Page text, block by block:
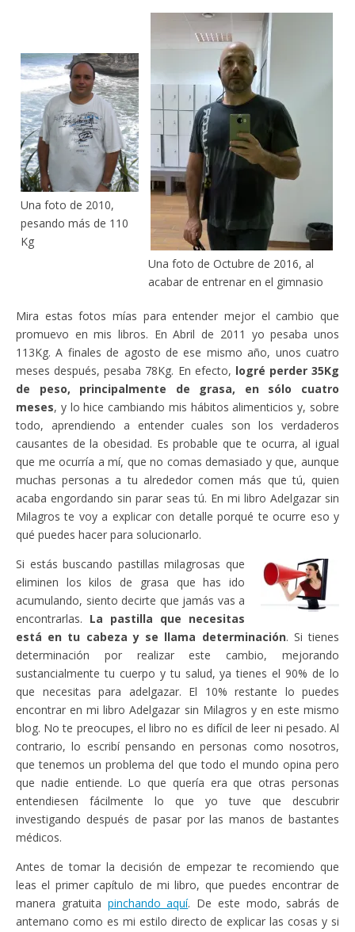
Una foto de 2010,
pesando más de 110
Kg
Una foto de Octubre de 2016, al
acabar de entrenar en el gimnasio
Mira estas fotos mías para entender mejor el cambio que
promuevo en mis libros. En Abril de 2011 yo pesaba unos
113Kg. A finales de agosto de ese mismo año, unos cuatro
meses después, pesaba 78Kg. En efecto, logré perder 35Kg
de peso, principalmente de grasa, en sólo cuatro
meses, y lo hice cambiando mis hábitos alimenticios y, sobre
todo, aprendiendo a entender cuales son los verdaderos
causantes de la obesidad. Es probable que te ocurra, al igual
que me ocurría a mí, que no comas demasiado y que, aunque
muchas personas a tu alrededor comen más que tú, quien
acaba engordando sin parar seas tú. En mi libro Adelgazar sin
Milagros te voy a explicar con detalle porqué te ocurre eso y
qué puedes hacer para solucionarlo.
Si estás buscando pastillas milagrosas que
eliminen los kilos de grasa que has ido
acumulando, siento decirte que jamás vas a
encontrarlas. La pastilla que necesitas
está en tu cabeza y se llama determinación. Si tienes
determinación por realizar este cambio, mejorando
sustancialmente tu cuerpo y tu salud, ya tienes el 90% de lo
que necesitas para adelgazar. El 10% restante lo puedes
encontrar en mi libro Adelgazar sin Milagros y en este mismo
blog. No te preocupes, el libro no es difícil de leer ni pesado. Al
contrario, lo escribí pensando en personas como nosotros,
que tenemos un problema del que todo el mundo opina pero
que nadie entiende. Lo que quería era que otras personas
entendiesen fácilmente lo que yo tuve que descubrir
investigando después de pasar por las manos de bastantes
médicos.
Antes de tomar la decisión de empezar te recomiendo que
leas el primer capítulo de mi libro, que puedes encontrar de
manera gratuita pinchando aquí. De este modo, sabrás de
antemano como es mi estilo directo de explicar las cosas y si